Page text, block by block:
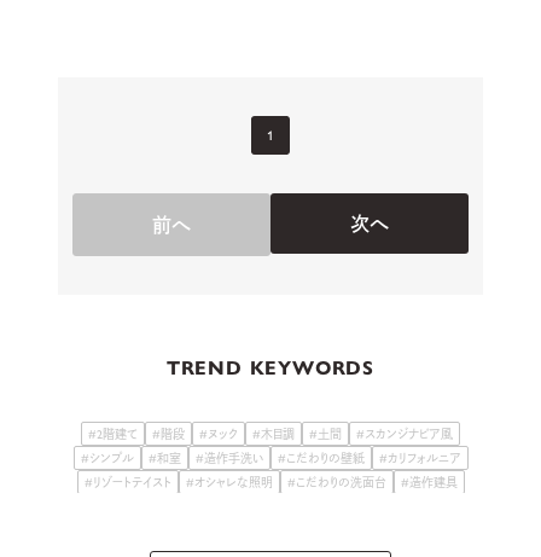
1
前へ 次へ
TREND KEYWORDS
#2階建て #階段 #ヌック #木目調 #土間
#スカンジナビア風
#シンプル
#和室 #造作手洗い #こだわりの壁紙
#カリフォルニア
#リゾートテイスト
#オシャレな照明 #こだわりの洗面台
#造作建具